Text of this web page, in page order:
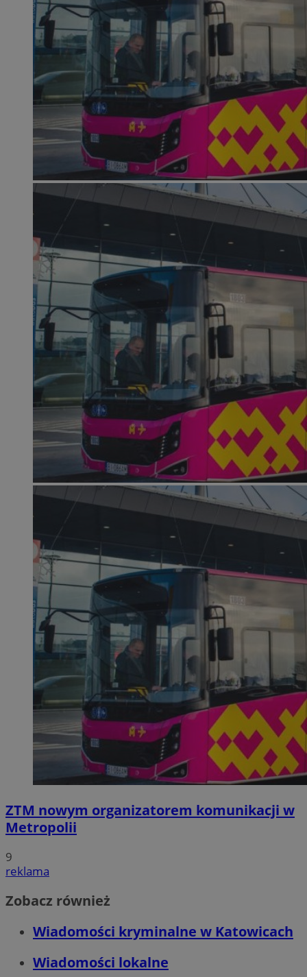
ZTM nowym organizatorem komunikacji w
Metropolii
9
reklama
Zobacz również
Wiadomości kryminalne w Katowicach
Wiadomości lokalne